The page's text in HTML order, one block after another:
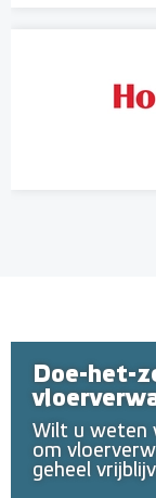
Doe-het-
Wilt u weten
om
geheel